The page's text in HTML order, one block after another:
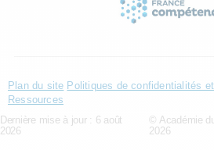
Plan du site Politiques de confidentialités
Ressources
Dernière mise à jour : 6 août
2026
© Académie
2026